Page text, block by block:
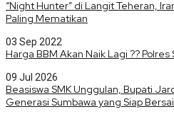
“Night Hunter” di Langit Teheran,
Paling Mematikan
03 Sep 2022
Harga BBM Akan Naik Lagi ?? Polres
09 Jul 2026
Beasiswa SMK Unggulan, Bupati
Generasi Sumbawa yang Siap